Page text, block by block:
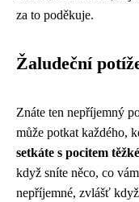
za to poděkuje.
Žaludeční
Znáte ten nepříjemný
může potkat každého,
setkáte s pocitem
když sníte něco, co
nepříjemné, zvlášť